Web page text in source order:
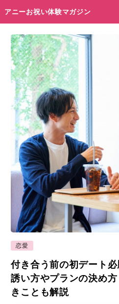
アニーお祝い体験マガジン
恋愛
付き合う前の初デート必
誘い方やプランの決め
きことも解説